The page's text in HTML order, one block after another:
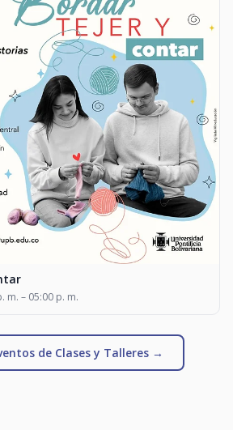
m. – 05:00 p. m.
de Clases y Talleres →